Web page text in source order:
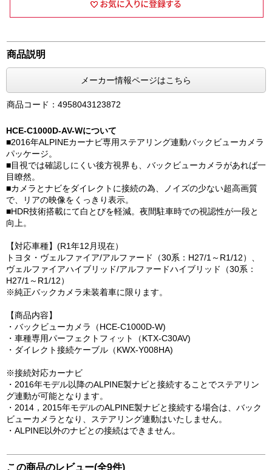
商品説明
メーカー情報ページはこちら
商品コード：4958043123872
HCE-C1000D-AV-Wについて
■2016年ALPINEカーナビ専用ステアリング連動バックビューカメラ
パッケージ。
■目視では確認しにくい後方視界も、バックビューカメラがあれば一
目瞭然。
■カメラとナビをダイレクトに接続の為、ノイズの少ない超高画質
で、リアの映像をくっきり表示。
■HDR技術搭載にて白とびを軽減。夜間駐車時での視認性が一段と
向上。
【対応車種】(R1年12月現在）
トヨタ・ヴェルファイア/アルファード（30系：H27/1～R1/12）、
ヴェルファイアハイブリッド/アルファードハイブリッド（30系：
H27/1～R1/12）
※純正バックカメラ未装着車に限ります。
【商品内容】
・バックビューカメラ（HCE-C1000D-W)
・車種専用パーフェクトフィット（KTX-C30AV)
・ダイレクト接続ケーブル（KWX-Y008HA)
※接続対応カーナビ
・2016年モデル以降のALPINE製ナビと接続することでステアリン
グ連動が可能となります。
・2014，2015年モデルのALPINE製ナビと接続する場合は、バック
ビューカメラとなり、ステアリング連動はいたしません。
・ALPINE以外のナビとの接続はできません。
この商品のレビュー(全9件)